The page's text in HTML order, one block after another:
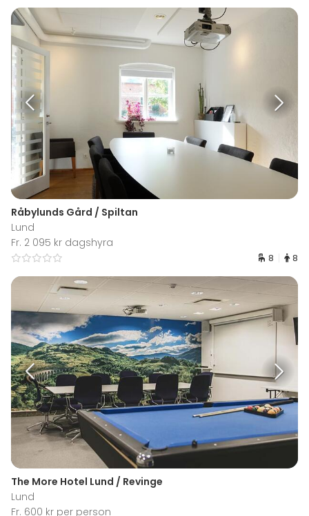
Råbylunds Gård / Spiltan
Lund
Fr. 2 095 kr dagshyra
8 8
The More Hotel Lund / Revinge
Lund
Fr. 600 kr per person